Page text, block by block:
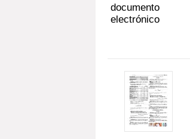
documento
electrónico